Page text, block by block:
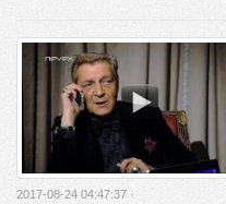
2017-08-24 04:47:37 ·